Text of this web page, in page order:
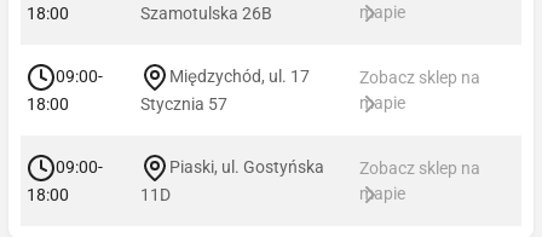
18:00
Szamotulska 26B
mapie
09:00-
18:00
Międzychód, ul. 17
Stycznia 57
Zobacz sklep na
mapie
09:00-
18:00
Piaski, ul. Gostyńska
11D
Zobacz sklep na
mapie